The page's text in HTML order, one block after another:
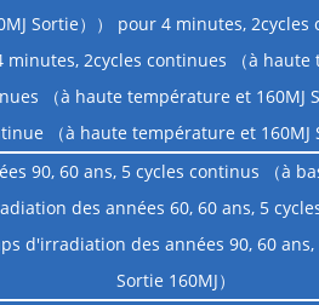
Sortie）） pour 4 minutes,
minutes, 2cycles continues （à haute
（à haute température et 160MJ
（à haute température et 160MJ
90, 60 ans, 5 cycles continus （à
des années 60, 60 ans, 5
d'irradiation des années 90, 60
Sortie 160MJ）